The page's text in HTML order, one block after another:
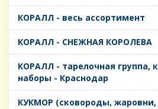
КОРАЛЛ - весь ассортимент
КОРАЛЛ - СНЕЖНАЯ КОРОЛЕВА
КОРАЛЛ - тарелочная группа,
наборы - Краснодар
КУКМОР (сковороды, жаровни,